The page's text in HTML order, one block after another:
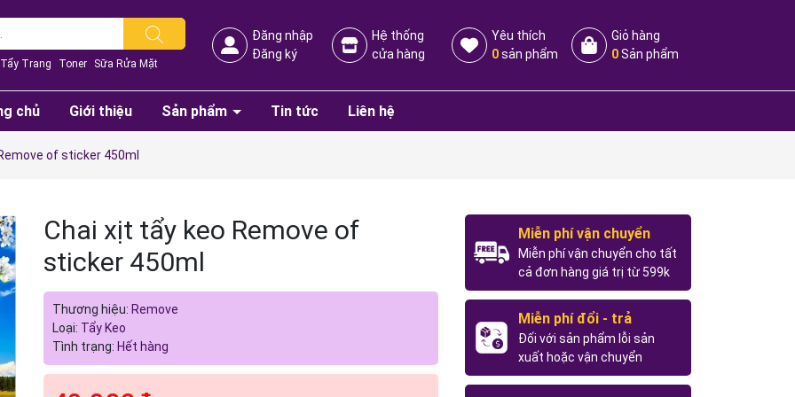
Tẩy Trang Toner Sữa Rửa Mặt
Đăng nhập
Đăng ký
Hệ thống
cửa hàng
Yêu thích
0sản phẩm
Giỏ hàng
0Sản phẩm
chủ Giới thiệu Sản phẩm Tin tức Liên hệ
of sticker 450ml
Chai xịt tẩy keo Remove of
sticker 450ml
Thương hiệu: Remove
Loại: Tẩy Keo
Tình trạng: Hết hàng
Miễn phí vận chuyển
Miễn phí vận chuyển cho tất
cả đơn hàng giá trị từ 599k
Miễn phí đổi - trả
Đối với sản phẩm lỗi sản
xuất hoặc vận chuyển
Ngày hết hạn:
Điều kiện: